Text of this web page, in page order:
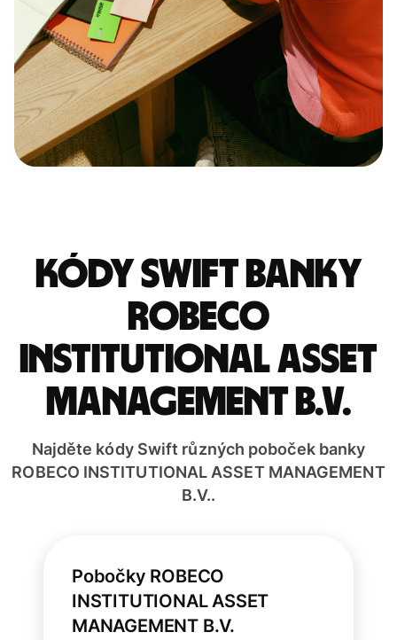
Kódy Swift banky
ROBECO
INSTITUTIONAL ASSET
MANAGEMENT B.V.
Najděte kódy Swift různých poboček banky
ROBECO INSTITUTIONAL ASSET MANAGEMENT
B.V..
Pobočky ROBECO
INSTITUTIONAL ASSET
MANAGEMENT B.V.